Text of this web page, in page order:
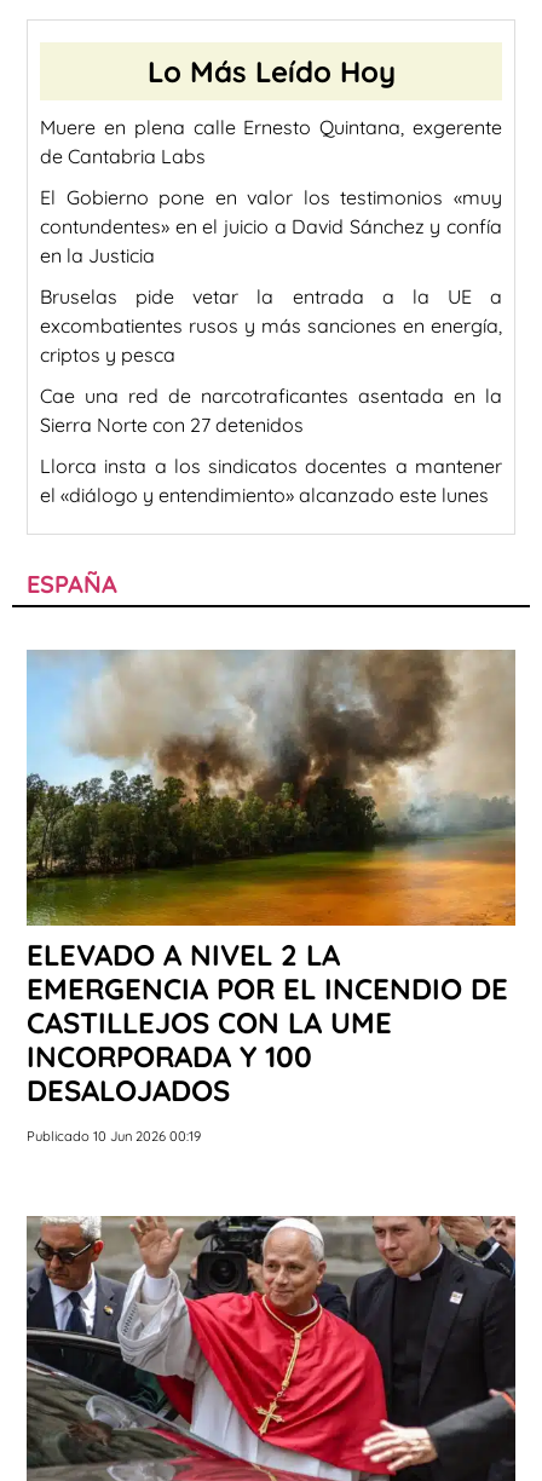
Lo Más Leído Hoy
Muere en plena calle Ernesto Quintana, exgerente
de Cantabria Labs
El Gobierno pone en valor los testimonios «muy
contundentes» en el juicio a David Sánchez y confía
en la Justicia
Bruselas pide vetar la entrada a la UE a
excombatientes rusos y más sanciones en energía,
criptos y pesca
Cae una red de narcotraficantes asentada en la
Sierra Norte con 27 detenidos
Llorca insta a los sindicatos docentes a mantener
el «diálogo y entendimiento» alcanzado este lunes
ESPAÑA
ELEVADO A NIVEL 2 LA
EMERGENCIA POR EL INCENDIO DE
CASTILLEJOS CON LA UME
INCORPORADA Y 100
DESALOJADOS
Publicado 10 Jun 2026 00:19